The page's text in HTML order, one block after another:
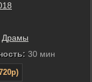
Драмы
30 мин